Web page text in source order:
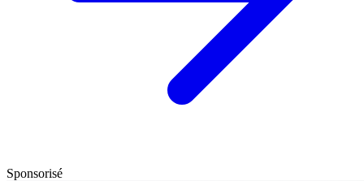
Sponsorisé